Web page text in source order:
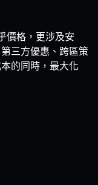
價格，更涉及安
三方優惠、跨區策
的同時，最大化